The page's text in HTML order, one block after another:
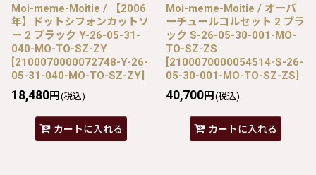
Moi-meme-Moitie / 【2006
年】ドットシフォンカットソ
ー 2 ブラック Y-26-05-31-
040-MO-TO-SZ-ZY
[2100070000072748-Y-26-
05-31-040-MO-TO-SZ-ZY]
18,480円 (税込)
カートに入れる
Moi-meme-Moitie / オーバ
ーチュールコルセット 2 ブラ
ック S-26-05-30-001-MO-
TO-SZ-ZS
[2100070000054514-S-26-
05-30-001-MO-TO-SZ-ZS]
40,700円 (税込)
カートに入れる